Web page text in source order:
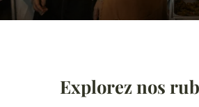
Explorez nos